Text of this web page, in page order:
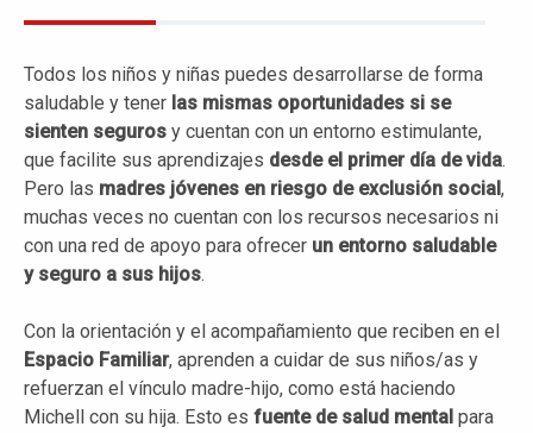
Todos los niños y niñas puedes desarrollarse de forma
saludable y tener las mismas oportunidades si se
sienten seguros y cuentan con un entorno estimulante,
que facilite sus aprendizajes desde el primer día de vida.
Pero las madres jóvenes en riesgo de exclusión social,
muchas veces no cuentan con los recursos necesarios ni
con una red de apoyo para ofrecer un entorno saludable
y seguro a sus hijos.
Con la orientación y el acompañamiento que reciben en el
Espacio Familiar, aprenden a cuidar de sus niños/as y
refuerzan el vínculo madre-hijo, como está haciendo
Michell con su hija. Esto es fuente de salud mental para